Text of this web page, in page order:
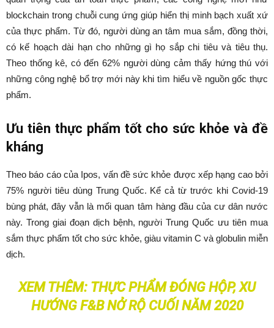
blockchain trong chuỗi cung ứng giúp hiển thị minh bạch xuất xứ
của thực phẩm. Từ đó, người dùng an tâm mua sắm, đồng thời,
có kế hoạch dài hạn cho những gì họ sắp chi tiêu và tiêu thụ.
Theo thống kê, có đến 62% người dùng cảm thấy hứng thú với
những công nghệ bổ trợ mới này khi tìm hiểu về nguồn gốc thực
phẩm.
Ưu tiên thực phẩm tốt cho sức khỏe và đề
kháng
Theo báo cáo của Ipos, vấn đề sức khỏe được xếp hạng cao bởi
75% người tiêu dùng Trung Quốc. Kể cả từ trước khi Covid-19
bùng phát, đây vẫn là mối quan tâm hàng đầu của cư dân nước
này. Trong giai đoạn dịch bệnh, người Trung Quốc ưu tiên mua
sắm thực phẩm tốt cho sức khỏe, giàu vitamin C và globulin miễn
dịch.
XEM THÊM: THỰC PHẨM ĐÓNG HỘP, XU
HƯỚNG F&B NỞ RỘ CUỐI NĂM 2020